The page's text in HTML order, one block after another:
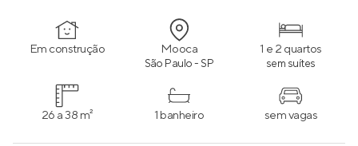
Em construção Mooca
São Paulo - SP
1 e 2 quartos
sem suítes
26 a 38 m² 1 banheiro sem vagas